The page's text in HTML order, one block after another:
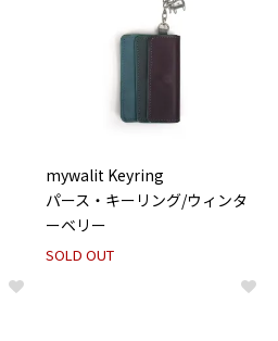
mywalit Keyring
パース・キーリング/ウィンタ
ーベリー
SOLD OUT